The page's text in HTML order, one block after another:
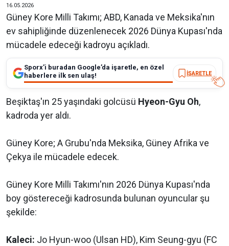
16.05.2026
Güney Kore Milli Takımı; ABD, Kanada ve Meksika'nın
ev sahipliğinde düzenlenecek 2026 Dünya Kupası'nda
mücadele edeceği kadroyu açıkladı.
Sporx’i buradan Google’da işaretle, en özel
haberlere ilk sen ulaş!
İŞARETLE
Beşiktaş'ın 25 yaşındaki golcüsü Hyeon-Gyu Oh,
kadroda yer aldı.
Güney Kore; A Grubu'nda Meksika, Güney Afrika ve
Çekya ile mücadele edecek.
Güney Kore Milli Takımı'nın 2026 Dünya Kupası'nda
boy göstereceği kadrosunda bulunan oyuncular şu
şekilde:
Kaleci: Jo Hyun-woo (Ulsan HD), Kim Seung-gyu (FC